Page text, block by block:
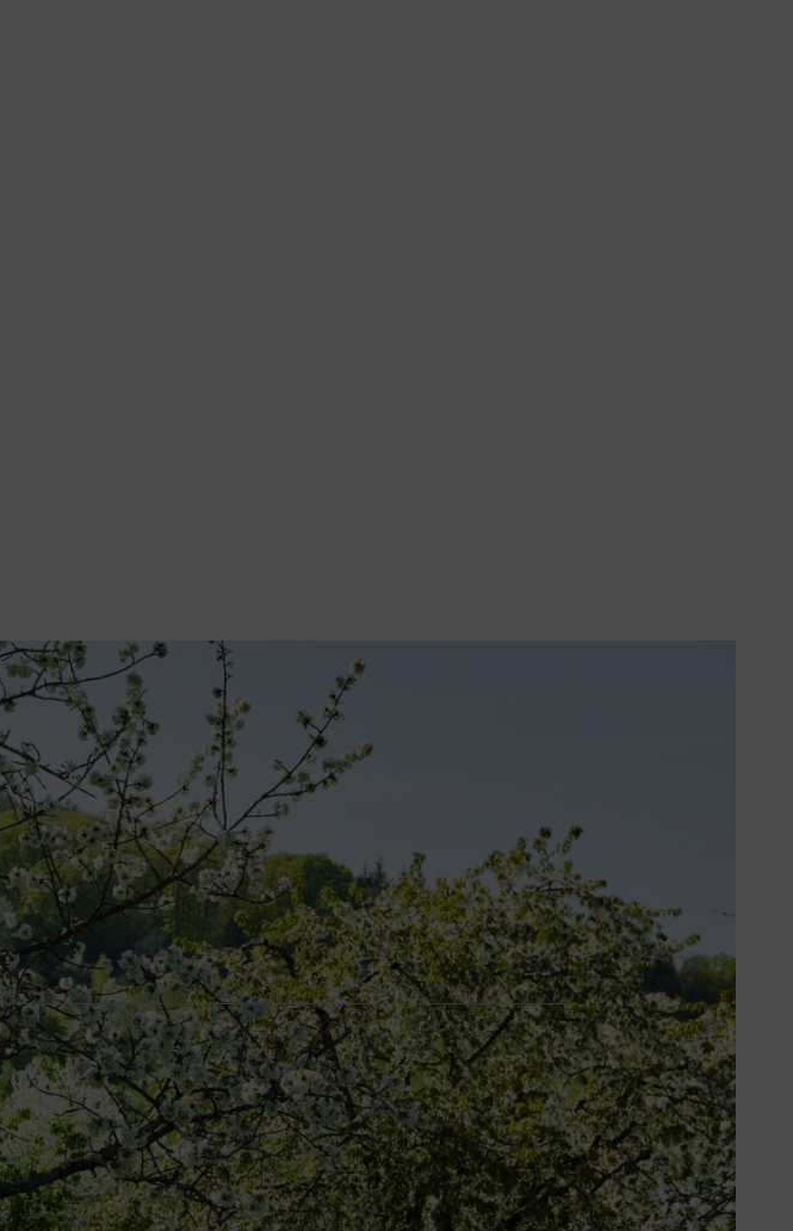
août
l’hiver (février-mars)